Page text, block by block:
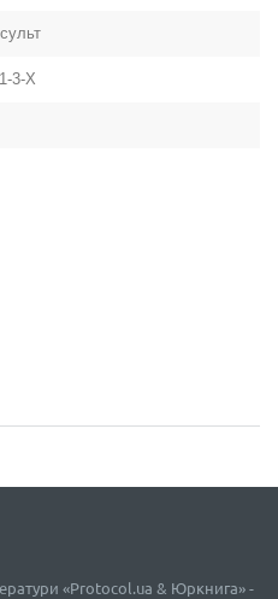
3-Х
«Protocol.ua & Юркнига» -